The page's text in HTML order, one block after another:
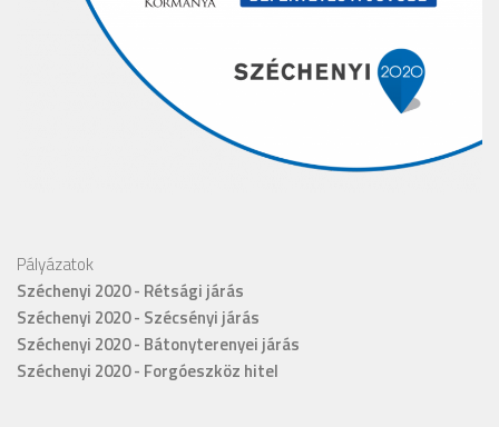
Pályázatok
Széchenyi 2020 - Rétsági járás
Széchenyi 2020 - Szécsényi járás
Széchenyi 2020 - Bátonyterenyei járás
Széchenyi 2020 - Forgóeszköz hitel